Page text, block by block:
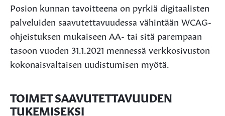
Posion kunnan tavoitteena on pyrkiä digitaalisten
palveluiden saavutettavuudessa vähintään WCAG-
ohjeistuksen mukaiseen AA- tai sitä parempaan
tasoon vuoden 31.1.2021 mennessä verkkosivuston
kokonaisvaltaisen uudistumisen myötä.
TOIMET SAAVUTETTAVUUDEN
TUKEMISEKSI